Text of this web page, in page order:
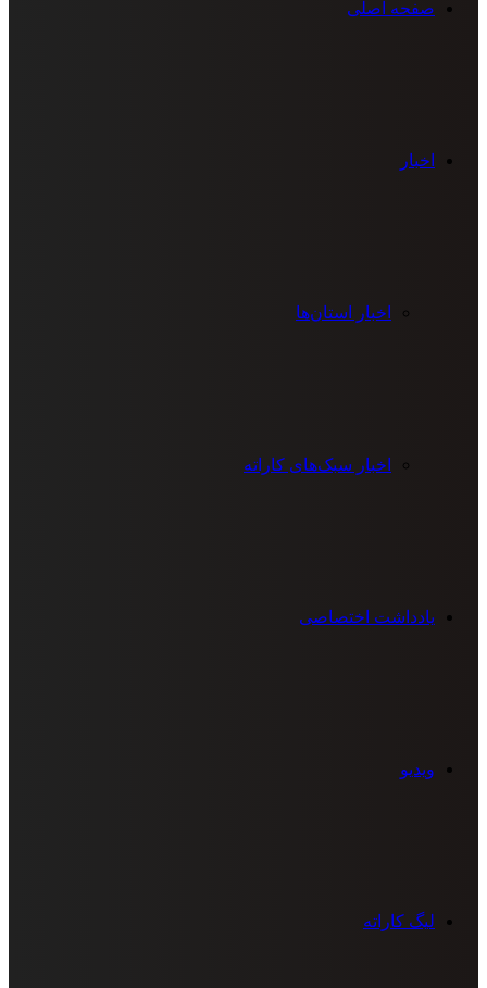
صفحه اصلی
اخبار
اخبار استان‌ها
اخبار سبک‌های کاراته
یادداشت اختصاصی
ویدیو
لیگ کاراته